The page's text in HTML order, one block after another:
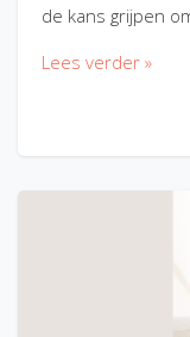
de kans grijpen
Lees verder »